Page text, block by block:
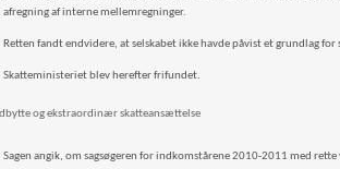
afregning af interne mellemregninger.
Retten fandt endvidere, at selskabet ikke havde påvist et grundlag
Skatteministeriet blev herefter frifundet.
og ekstraordinær skatteansættelse
Sagen angik, om sagsøgeren for indkomstårene 2010-2011 med